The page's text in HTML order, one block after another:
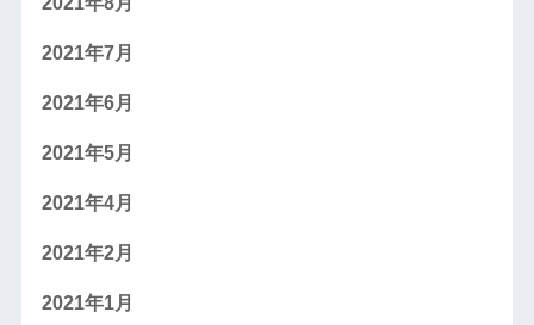
2021年7月
2021年6月
2021年5月
2021年4月
2021年2月
2021年1月